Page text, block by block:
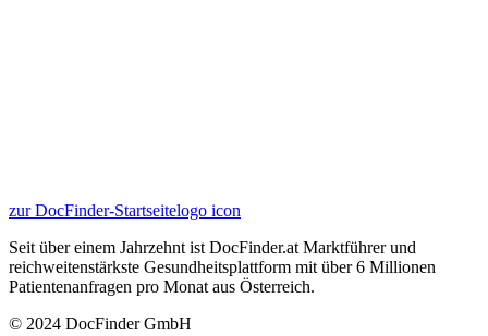
zur DocFinder-Startseitelogo icon
Seit über einem Jahrzehnt ist DocFinder.at Marktführer und
reichweitenstärkste Gesundheitsplattform mit über 6 Millionen
Patientenanfragen pro Monat aus Österreich.
© 2024 DocFinder GmbH